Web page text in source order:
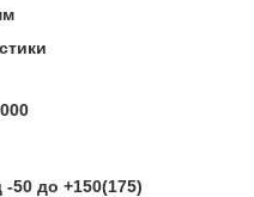
-50 до +150(175)